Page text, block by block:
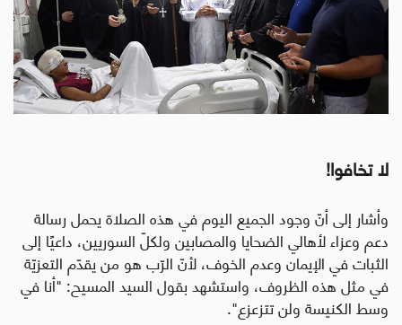
لا تخافوا!
وأشار إلى أنّ وجود الجميع اليوم في هذه الصلاة يحمل رسالة
دعم وعزاء لأهالي الضحايا والمصابين ولكلّ السوريين، داعيًا إلى
الثبات في الإيمان وعدم الخوف، لأنّ الرّب هو من يقدّم التعزيّة
في مثل هذه الظروف، واستشهد بقول السيد المسيح: "أنا في
وسط الكنيسة ولن تتزعزع".